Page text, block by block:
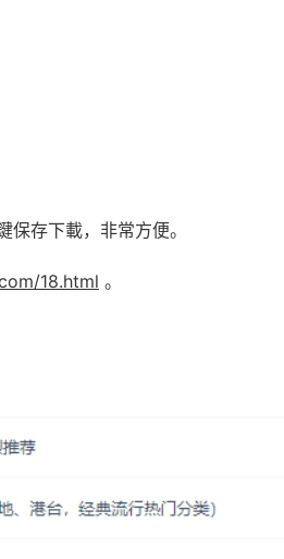
存下載，非常方便。
18.html 。